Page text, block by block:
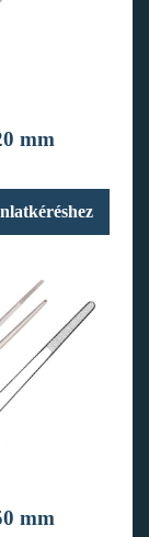
mm
mm